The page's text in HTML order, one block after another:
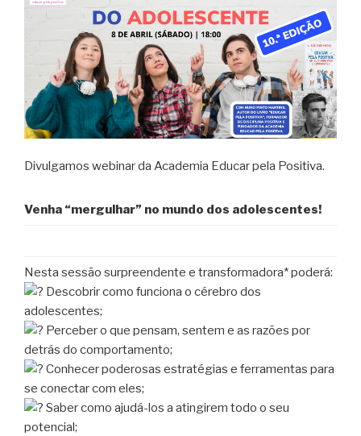
Divulgamos webinar da Academia Educar pela Positiva.
Venha “mergulhar” no mundo dos adolescentes!
Nesta sessão surpreendente e transformadora* poderá:
Descobrir como funciona o cérebro dos
adolescentes;
Perceber o que pensam, sentem e as razões por
detrás do comportamento;
Conhecer poderosas estratégias e ferramentas para
se conectar com eles;
Saber como ajudá-los a atingirem todo o seu
potencial;